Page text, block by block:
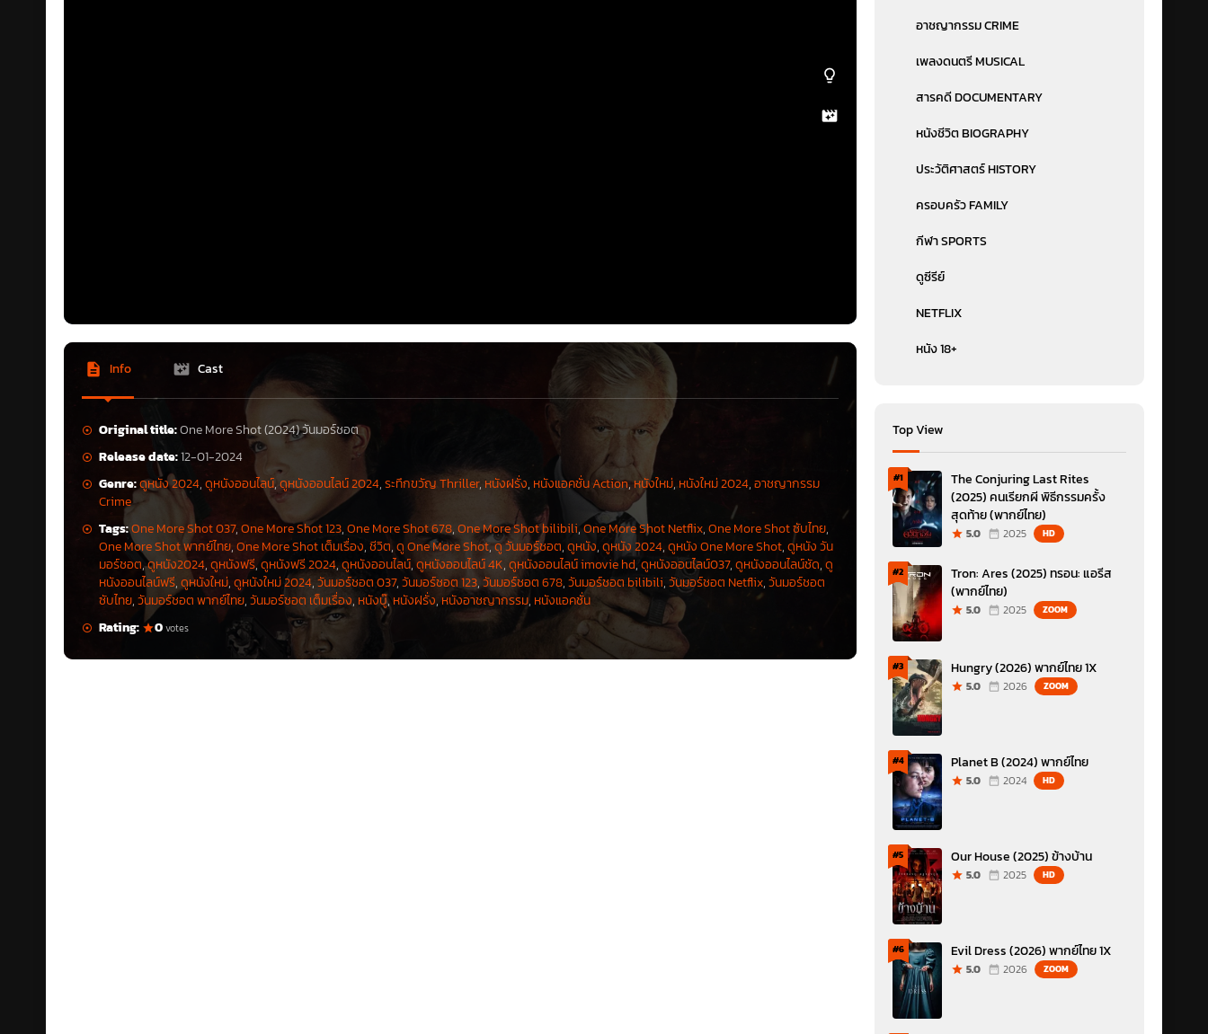
Info Cast
Original title:One More Shot (2024) วันมอร์ชอต
Release date:12-01-2024
Genre:ดูหนัง 2024,ดูหนังออนไลน์,ดูหนังออนไลน์ 2024,ระทึกขวัญ Thriller, หนังฝรั่ง, หนังแอคชั่น Action,หนังใหม่, หนังใหม่ 2024,อาชญากรรม
Crime
Tags:One More Shot 037,One More Shot 123,One More Shot 678,One More Shot bilibili,One More Shot Netflix,One More Shot ซับไทย,
One More Shot พากย์ไทย,One More Shot เต็มเรื่อง,ชีวิต,ดู One More Shot,ดู วันมอร์ชอต,ดูหนัง,ดูหนัง 2024,ดูหนัง One More Shot,ดูหนัง วัน
มอร์ชอต,ดูหนัง2024,ดูหนังฟรี,ดูหนังฟรี 2024,ดูหนังออนไลน์,ดูหนังออนไลน์ 4K,ดูหนังออนไลน์ imovie hd,ดูหนังออนไลน์037,ดูหนังออนไลน์ชัด,ดู
หนังออนไลน์ฟรี,ดูหนังใหม่,ดูหนังใหม่ 2024,วันมอร์ชอต 037,วันมอร์ชอต 123,วันมอร์ชอต 678,วันมอร์ชอต bilibili,วันมอร์ชอต Netflix,วันมอร์ชอต
ซับไทย,วันมอร์ชอต พากย์ไทย,วันมอร์ชอต เต็มเรื่อง, หนังบู๊,หนังฝรั่ง,หนังอาชญากรรม, หนังแอคชั่น
Rating:
0votes
อาชญากรรม CRIME
เพลงดนตรี MUSICAL
สารคดี DOCUMENTARY
หนังชีวิต BIOGRAPHY
ประวัติศาสตร์ HISTORY
ครอบครัว FAMILY
กีฬา SPORTS
ดูซีรีย์
NETFLIX
หนัง 18+
Top View
#1
The Conjuring Last Rites
(2025) คนเรียกผี พิธีกรรมครั้ง
สุดท้าย (พากย์ไทย)
5.0 2025 HD
#2
Tron: Ares (2025) ทรอน: แอรีส
(พากย์ไทย)
5.0 2025 ZOOM
#3 Hungry (2026) พากย์ไทย 1X
5.0 2026 ZOOM
#4 Planet B (2024) พากย์ไทย
5.0 2024 HD
#5 Our House (2025) ข้างบ้าน
5.0 2025 HD
#6 Evil Dress (2026) พากย์ไทย 1X
5.0 2026 ZOOM